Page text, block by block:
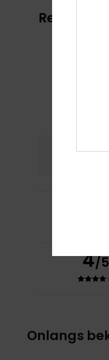
Reviews
4/5
Onlangs